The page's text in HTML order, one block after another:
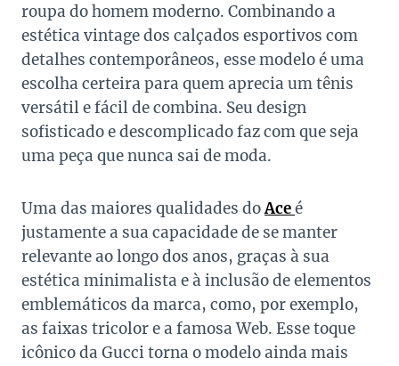
roupa do homem moderno. Combinando a
estética vintage dos calçados esportivos com
detalhes contemporâneos, esse modelo é uma
escolha certeira para quem aprecia um tênis
versátil e fácil de combina. Seu design
sofisticado e descomplicado faz com que seja
uma peça que nunca sai de moda.
Uma das maiores qualidades doAceé
justamente a sua capacidade de se manter
relevante ao longo dos anos, graças à sua
estética minimalista e à inclusão de elementos
emblemáticos da marca, como, por exemplo,
as faixas tricolor e a famosa Web. Esse toque
icônico da Gucci torna o modelo ainda mais